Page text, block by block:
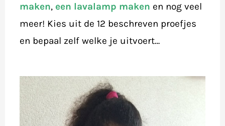
maken, een lavalamp maken en nog veel
meer! Kies uit de 12 beschreven proefjes
en bepaal zelf welke je uitvoert…